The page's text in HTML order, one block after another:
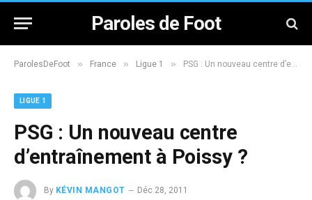
Paroles de Foot
ParolesDeFoot » France » Ligue 1 » PSG : Un nouveau centre d’entraînement à Poissy ?
LIGUE 1
PSG : Un nouveau centre
d’entraînement à Poissy ?
By KÉVIN MANGOT
Déc 28, 2011